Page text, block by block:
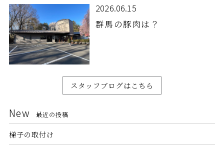
2026.06.15
群馬の豚肉は？
スタッフブログはこちら
New 最近の投稿
梯子の取付け